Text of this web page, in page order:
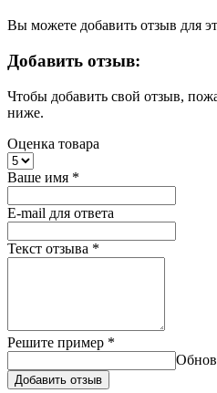
Вы можете добавить отзыв для
Добавить отзыв:
Чтобы добавить свой отзыв,
ниже.
Оценка товара
Ваше имя *
E-mail для ответа
Текст отзыва *
Решите пример *
Добавить отзыв